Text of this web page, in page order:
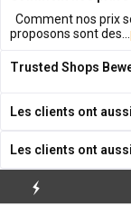
Comment nos prix
proposons sont des...
Trusted Shops
Les clients ont
Les clients ont